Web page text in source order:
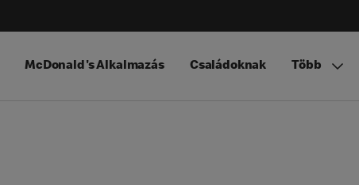
McDonald's Alkalmazás Családoknak Több